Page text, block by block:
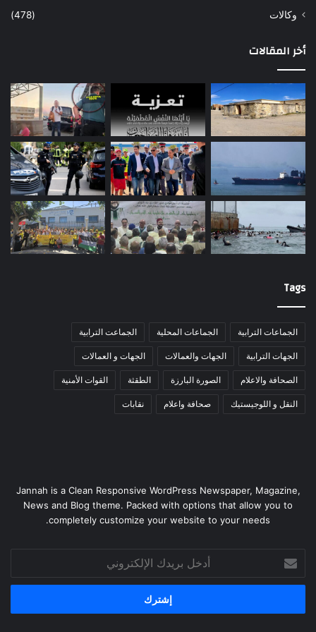
وكالات (478)
أخر المقالات
Tags
الجماعات الترابية الجماعات المحلية الجماعت الترابية
الجهات الترابية الجهات والعمالات الجهات و العمالات
الصحافة والاعلام الصورة البارزة الطقثة القوات الأمنية
النقل و اللوجيستيك صحافة واعلام نقابات
Jannah is a Clean Responsive WordPress Newspaper, Magazine,
News and Blog theme. Packed with options that allow you to
completely customize your website to your needs.
أدخل
بريدك
الإلكتروني